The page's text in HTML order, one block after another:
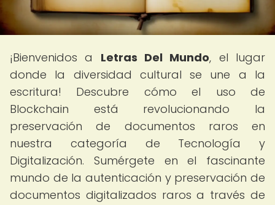
¡Bienvenidos a Letras Del Mundo, el lugar
donde la diversidad cultural se une a la
escritura! Descubre cómo el uso de
Blockchain está revolucionando la
preservación de documentos raros en
nuestra categoría de Tecnología y
Digitalización. Sumérgete en el fascinante
mundo de la autenticación y preservación de
documentos digitalizados raros a través de